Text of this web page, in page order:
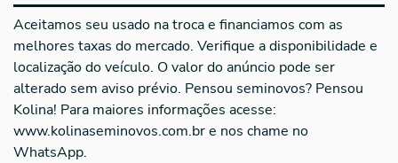
Aceitamos seu usado na troca e financiamos com as
melhores taxas do mercado. Verifique a disponibilidade e
localização do veículo. O valor do anúncio pode ser
alterado sem aviso prévio. Pensou seminovos? Pensou
Kolina! Para maiores informações acesse:
www.kolinaseminovos.com.br e nos chame no
WhatsApp.